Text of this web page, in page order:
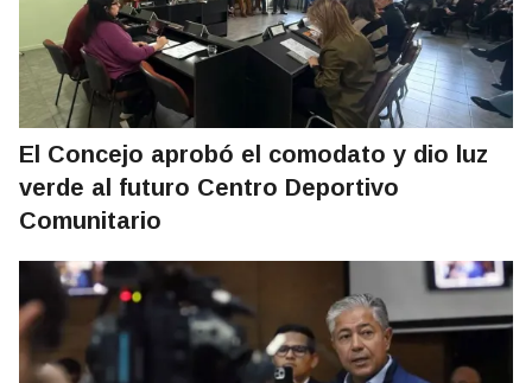
El Concejo aprobó el comodato y dio luz
verde al futuro Centro Deportivo
Comunitario